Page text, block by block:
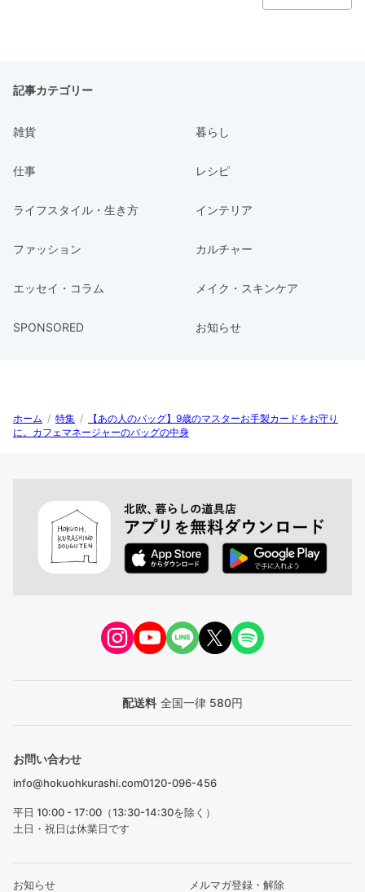
記事カテゴリー
雑貨 暮らし
仕事 レシピ
ライフスタイル・生き方 インテリア
ファッション カルチャー
エッセイ・コラム メイク・スキンケア
SPONSORED お知らせ
ホーム / 特集 /
【あの人のバッグ】9歳のマスターお手製カードをお守り
に。カフェマネージャーのバッグの中身
配送料 全国一律 580円
お問い合わせ
info@hokuohkurashi.com0120-096-456
平日 10:00 - 17:00（13:30-14:30を除く）
土日・祝日は休業日です
お知らせ メルマガ登録・解除